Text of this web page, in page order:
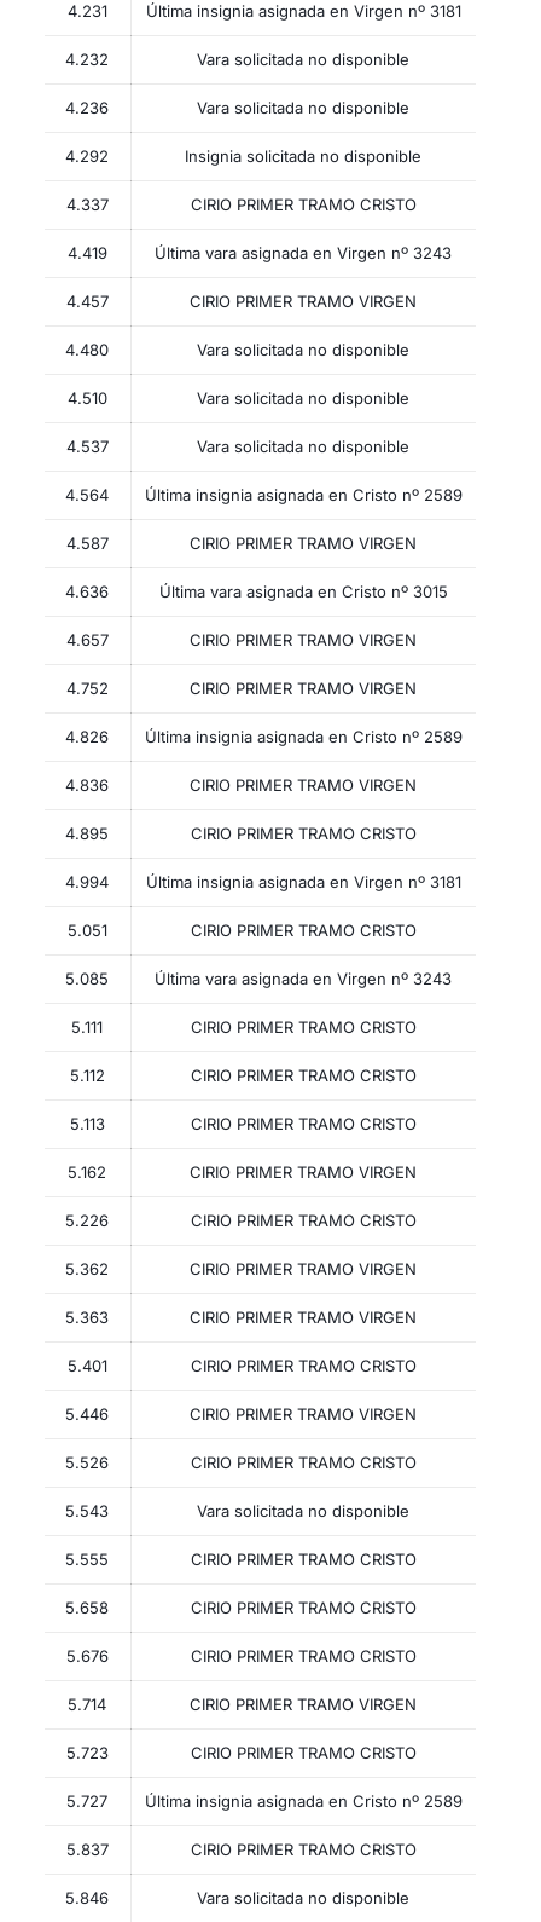
4.231 Última insignia asignada en Virgen nº 3181
4.232 Vara solicitada no disponible
4.236 Vara solicitada no disponible
4.292 Insignia solicitada no disponible
4.337 CIRIO PRIMER TRAMO CRISTO
4.419 Última vara asignada en Virgen nº 3243
4.457 CIRIO PRIMER TRAMO VIRGEN
4.480 Vara solicitada no disponible
4.510 Vara solicitada no disponible
4.537 Vara solicitada no disponible
4.564 Última insignia asignada en Cristo nº 2589
4.587 CIRIO PRIMER TRAMO VIRGEN
4.636 Última vara asignada en Cristo nº 3015
4.657 CIRIO PRIMER TRAMO VIRGEN
4.752 CIRIO PRIMER TRAMO VIRGEN
4.826 Última insignia asignada en Cristo nº 2589
4.836 CIRIO PRIMER TRAMO VIRGEN
4.895 CIRIO PRIMER TRAMO CRISTO
4.994 Última insignia asignada en Virgen nº 3181
5.051 CIRIO PRIMER TRAMO CRISTO
5.085 Última vara asignada en Virgen nº 3243
5.111 CIRIO PRIMER TRAMO CRISTO
5.112 CIRIO PRIMER TRAMO CRISTO
5.113 CIRIO PRIMER TRAMO CRISTO
5.162 CIRIO PRIMER TRAMO VIRGEN
5.226 CIRIO PRIMER TRAMO CRISTO
5.362 CIRIO PRIMER TRAMO VIRGEN
5.363 CIRIO PRIMER TRAMO VIRGEN
5.401 CIRIO PRIMER TRAMO CRISTO
5.446 CIRIO PRIMER TRAMO VIRGEN
5.526 CIRIO PRIMER TRAMO CRISTO
5.543 Vara solicitada no disponible
5.555 CIRIO PRIMER TRAMO CRISTO
5.658 CIRIO PRIMER TRAMO CRISTO
5.676 CIRIO PRIMER TRAMO CRISTO
5.714 CIRIO PRIMER TRAMO VIRGEN
5.723 CIRIO PRIMER TRAMO CRISTO
5.727 Última insignia asignada en Cristo nº 2589
5.837 CIRIO PRIMER TRAMO CRISTO
5.846 Vara solicitada no disponible